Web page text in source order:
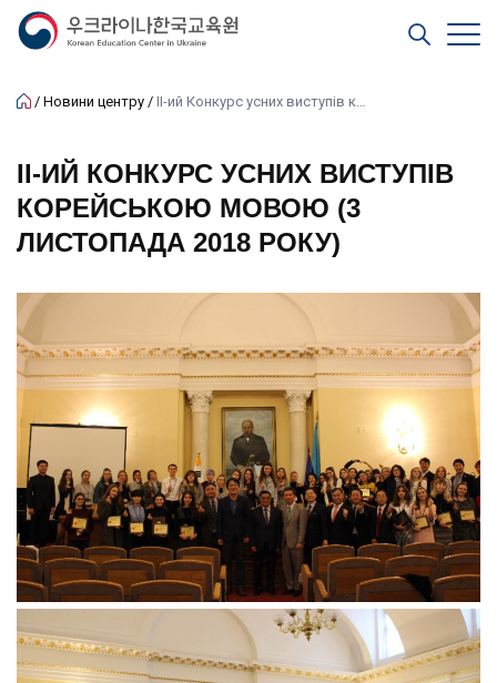
Новини центру ІІ-ий Конкурс усних виступів корейською мовою (3 листопада 2018 року)
ІІ-ИЙ КОНКУРС УСНИХ ВИСТУПІВ
КОРЕЙСЬКОЮ МОВОЮ (3
ЛИСТОПАДА 2018 РОКУ)